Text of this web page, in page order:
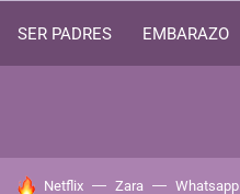
SER PADRES EMBARAZO
HOY SE HABLA DE
Netflix Zara Whatsapp